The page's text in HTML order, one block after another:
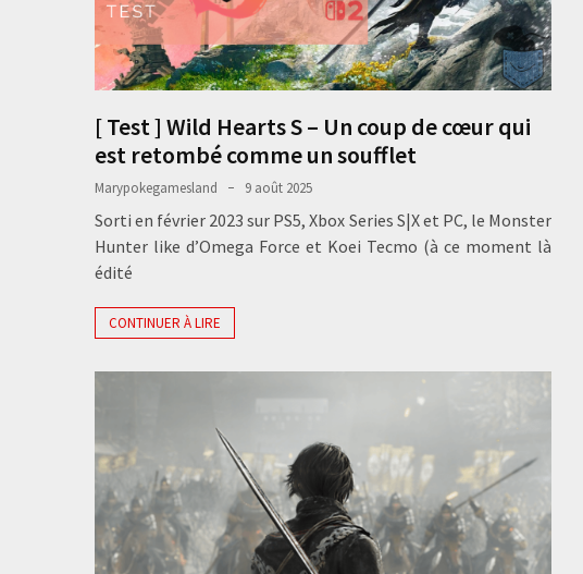
[ Test ] Wild Hearts S – Un coup de cœur qui
est retombé comme un soufflet
Marypokegamesland 9 août 2025
Sorti en février 2023 sur PS5, Xbox Series S|X et PC, le Monster
Hunter like d’Omega Force et Koei Tecmo (à ce moment là
édité
CONTINUER À LIRE